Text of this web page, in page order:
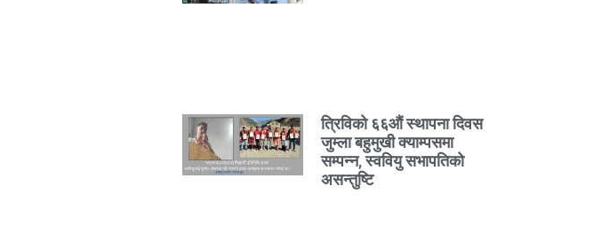
त्रिविको ६६औं स्थापना दिवस
जुम्ला बहुमुखी क्याम्पसमा
सम्पन्न, स्ववियु सभापतिको
असन्तुष्टि